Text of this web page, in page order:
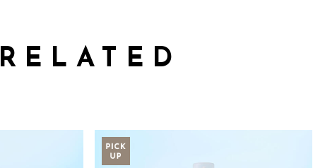
RELATED